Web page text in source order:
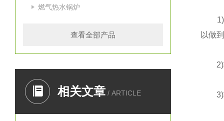
燃气热水锅炉
查看全部产品
相关文章 / ARTICLE
1)容
以做
2)功
3)功